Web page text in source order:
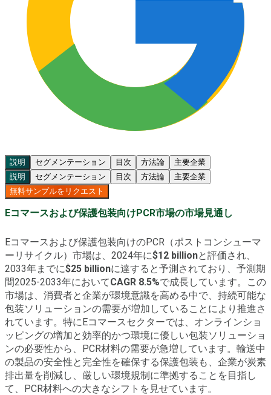
説明 セグメンテーション 目次 方法論
主要企業
説明
セグメンテーション 目次 方法論
主要企業
無料サンプルをリクエスト
Eコマースおよび保護包装向けPCR市場の市場見通し
Eコマースおよび保護包装向けのPCR（ポストコンシューマ
ーリサイクル）市場は、2024年に$12 billionと評価され、
2033年までに$25 billionに達すると予測されており、予測期
間2025-2033年においてCAGR 8.5%で成長しています。この
市場は、消費者と企業が環境意識を高める中で、持続可能な
包装ソリューションの需要が増加していることにより推進さ
れています。特にEコマースセクターでは、オンラインショ
ッピングの増加と効率的かつ環境に優しい包装ソリューショ
ンの必要性から、PCR材料の需要が急増しています。輸送中
の製品の安全性と完全性を確保する保護包装も、企業が炭素
排出量を削減し、厳しい環境規制に準拠することを目指し
て、PCR材料への大きなシフトを見せています。